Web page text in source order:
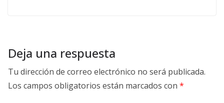
Deja una respuesta
Tu dirección de correo electrónico no será publicada.
Los campos obligatorios están marcados con *